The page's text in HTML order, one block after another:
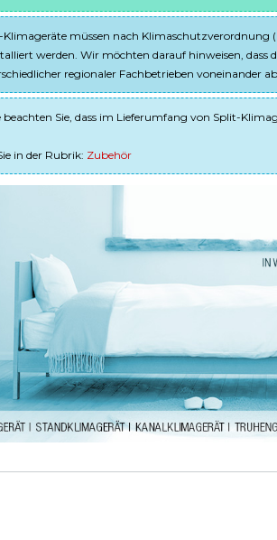
Klimageräte müssen nach Klimaschutzverordnung
werden. Wir möchten darauf hinweisen, dass
regionaler Fachbetrieben voneinander
beachten Sie, dass im Lieferumfang von Split-
in der Rubrik: Zubehör